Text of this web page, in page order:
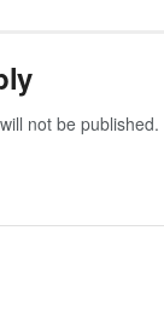
not be published.